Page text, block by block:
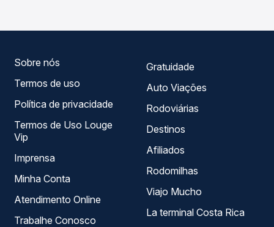
Sobre nós
Termos de uso
Política de privacidade
Termos de Uso Louge
Vip
Imprensa
Minha Conta
Atendimento Online
Trabalhe Conosco
Gratuidade
Auto Viações
Rodoviárias
Destinos
Afiliados
Rodomilhas
Viajo Mucho
La terminal Costa Rica